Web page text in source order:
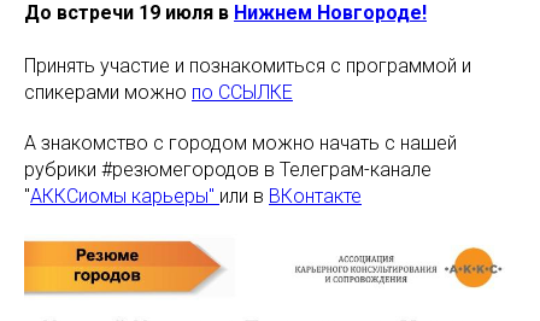
До встречи 19 июля в Нижнем Новгороде!
Принять участие и познакомиться с программой и
спикерами можно по ССЫЛКЕ
А знакомство с городом можно начать с нашей
рубрики #резюмегородов в Телеграм-канале
"АККСиомы карьеры" или в ВКонтакте